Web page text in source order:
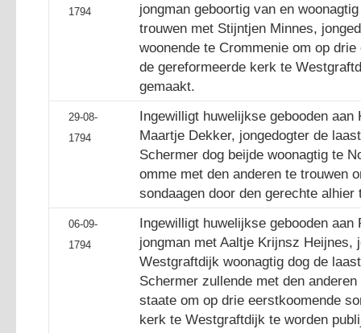
1794
jongman geboortig van en
trouwen met Stijntjen Minnes,
woonende te Crommenie om op
de gereformeerde kerk te
gemaakt.
29-08-
1794
Ingewilligt huwelijkse gebooden aan
Maartje Dekker, jongedogter de
Schermer dog beijde woonagtig te
omme met den anderen te trouwen
sondaagen door den gerechte
06-09-
1794
Ingewilligt huwelijkse gebooden
jongman met Aaltje Krijnsz Heijnes,
Westgraftdijk woonagtig dog de
Schermer zullende met den
staate om op drie eerstkoomende
kerk te Westgraftdijk te worden